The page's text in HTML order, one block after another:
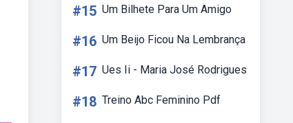
#15 Um Bilhete Para Um Amigo
#16 Um Beijo Ficou Na Lembrança
#17 Ues Ii - Maria José Rodrigues
#18 Treino Abc Feminino Pdf